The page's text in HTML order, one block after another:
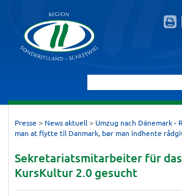
Presse > News aktuell > Umzug nach Dänemark -
man at flytte til Danmark, bør man indhente
Sekretariatsmitarbeiter für
KursKultur 2.0 gesucht